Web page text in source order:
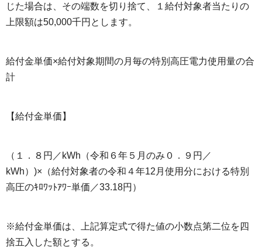
じた場合は、その端数を切り捨て、１給付対象者当たりの
上限額は50,000千円とします。
給付金単価×給付対象期間の月毎の特別高圧電力使用量の合
計
【給付金単価】
（１．８円／kWh（令和６年５月のみ０．９円／
kWh）)×（給付対象者の令和４年12月使用分における特別
高圧のｷﾛﾜｯﾄｱﾜｰ単価／33.18円）
※給付金単価は、上記算定式で得た値の小数点第二位を四
捨五入した額とする。